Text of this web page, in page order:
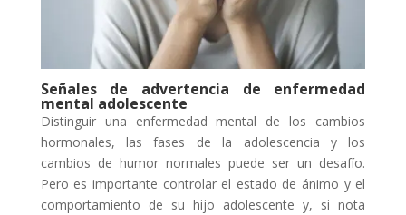
Señales de advertencia de enfermedad
mental adolescente
Distinguir una enfermedad mental de los cambios
hormonales, las fases de la adolescencia y los
cambios de humor normales puede ser un desafío.
Pero es importante controlar el estado de ánimo y el
comportamiento de su hijo adolescente y, si nota